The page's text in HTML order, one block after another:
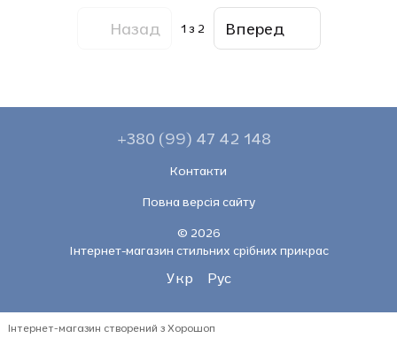
Назад 1 з 2 Вперед
+380 (99) 47 42 148
Контакти
Повна версія сайту
© 2026
Інтернет-магазин стильних срібних прикрас
Укр Рус
Інтернет-магазин створений з Хорошоп